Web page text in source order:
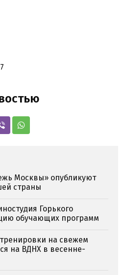
Москвы» опубликуют
страны
Горького
обучающих программ
на свежем
на ВДНХ в весенне-